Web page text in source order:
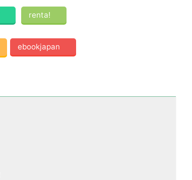
renta!
ebookjapan